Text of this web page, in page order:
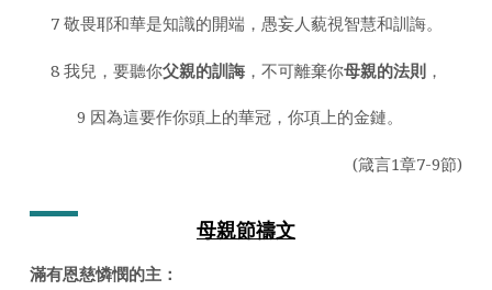
代
(5
年)
7 敬畏耶和華是知識的開端，愚妄人藐視智慧和訓誨。
8 我兒，要聽你父親的訓誨，不可離棄你母親的法則，
9 因為這要作你頭上的華冠，你項上的金鏈。
(箴言1章7-9節)
母親節禱文
滿有恩慈憐憫的主：